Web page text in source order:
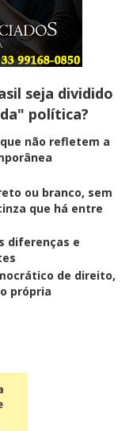
entenda o que é
em saúde
SUS Digital
como candidato
têm até terça
a ser emitido
seja dividido
política?
não refletem a
ou branco, sem
que há entre
diferenças e
de direito,
própria